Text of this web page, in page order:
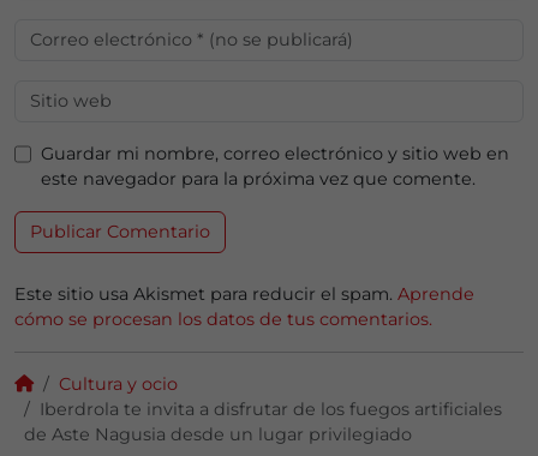
Guardar mi nombre, correo electrónico y sitio web en
este navegador para la próxima vez que comente.
Este sitio usa Akismet para reducir el spam. Aprende
cómo se procesan los datos de tus comentarios.
Cultura y ocio
Iberdrola te invita a disfrutar de los fuegos artificiales
de Aste Nagusia desde un lugar privilegiado